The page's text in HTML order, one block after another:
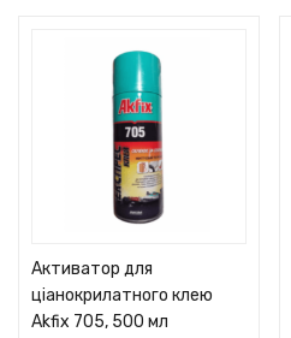
Активатор для
ціанокрилатного клею
Akfix 705, 500 мл